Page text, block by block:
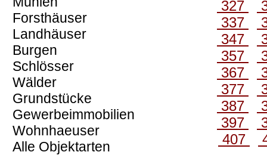
Forsthäuser
Landhäuser
Burgen
Schlösser
Wälder
Grundstücke
Gewerbeimmobilien
Wohnhaeuser
Alle Objektarten
327
337
347
357
367
377
387
397
407